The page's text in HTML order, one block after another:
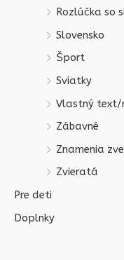
Rozlúčka so
Slovensko
Šport
Sviatky
Vlastný text/
Zábavné
Znamenia
Zvieratá
Pre deti
Doplnky